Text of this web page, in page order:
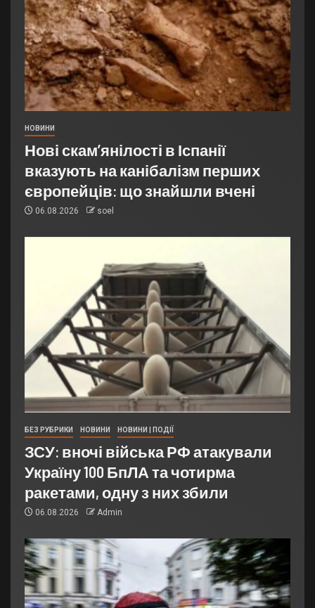
НОВИНИ
Нові скам’янілості в Іспанії
вказують на канібалізм перших
європейців: що знайшли вчені
06.08.2026 soel
БЕЗ РУБРИКИ НОВИНИ НОВИНИ | ПОДІЇ
ЗСУ: вночі війська РФ атакували
Україну 100 БпЛА та чотирма
ракетами, одну з них збили
06.08.2026 Admin